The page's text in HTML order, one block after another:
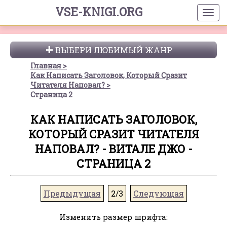
VSE-KNIGI.ORG
ВЫБЕРИ ЛЮБИМЫЙ ЖАНР
Главная
Как Написать Заголовок, Который Сразит
Читателя Наповал?
Страница 2
КАК НАПИСАТЬ ЗАГОЛОВОК,
КОТОРЫЙ СРАЗИТ ЧИТАТЕЛЯ
НАПОВАЛ? - ВИТАЛЕ ДЖО -
СТРАНИЦА 2
Предыдущая 2/3 Следующая
Изменить размер шрифта: